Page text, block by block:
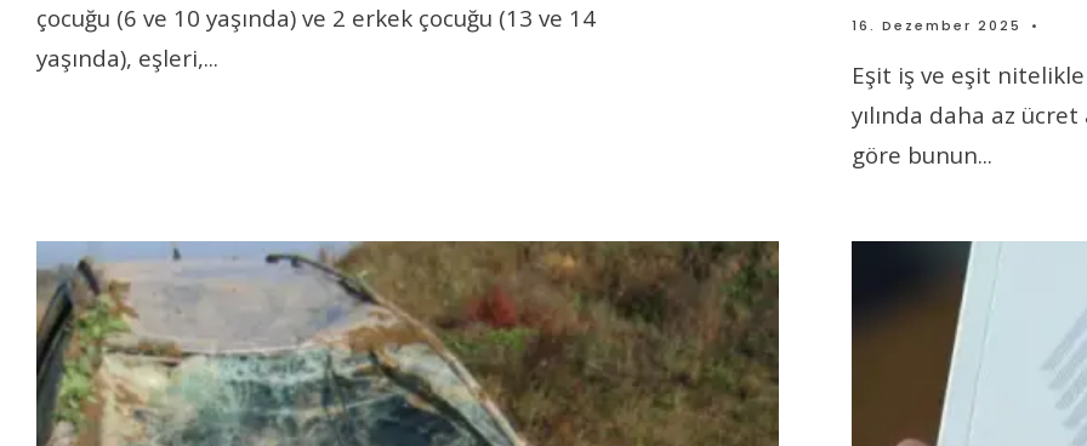
çocuğu (6 ve 10 yaşında) ve 2 erkek çocuğu (13 ve 14
yaşında), eşleri,...
16. Dezember 2025 •
Eşit iş ve eşit
yılında daha az
göre bunun...